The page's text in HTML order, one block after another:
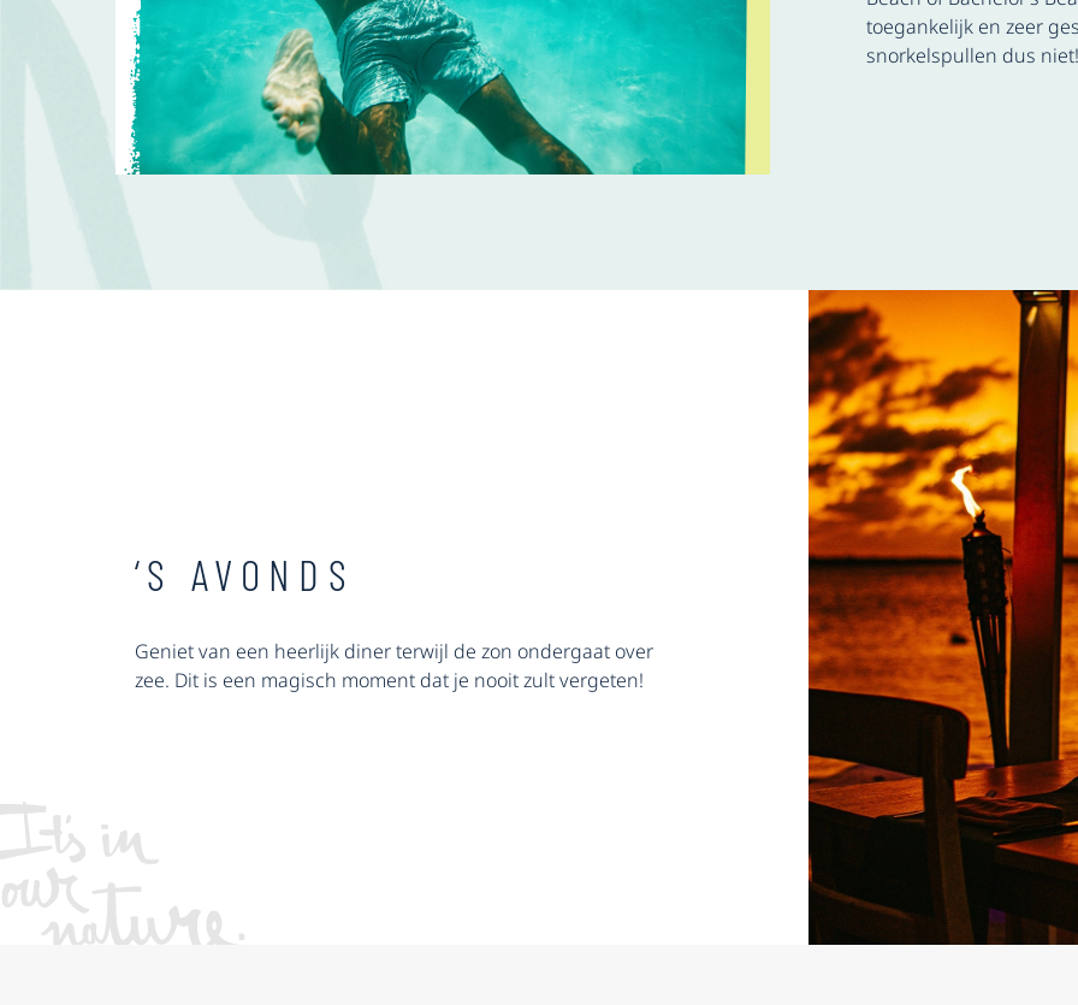
toegankelijk en zeer
snorkelspullen dus niet!
‘S AVONDS
Geniet van een heerlijk diner terwijl de zon ondergaat over
zee. Dit is een magisch moment dat je nooit zult vergeten!